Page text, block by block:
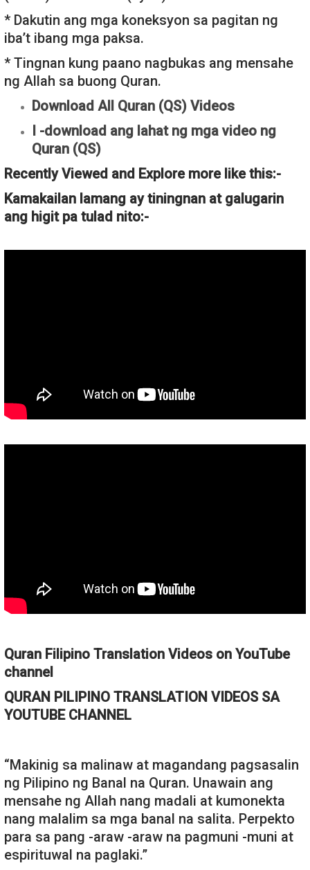
* Dakutin ang mga koneksyon sa pagitan ng
iba’t ibang mga paksa.
* Tingnan kung paano nagbukas ang mensahe
ng Allah sa buong Quran.
Download All Quran (QS) Videos
I -download ang lahat ng mga video ng
Quran (QS)
Recently Viewed and Explore more like this:-
Kamakailan lamang ay tiningnan at galugarin
ang higit pa tulad nito:-
Quran Filipino Translation Videos on YouTube
channel
QURAN PILIPINO TRANSLATION VIDEOS SA
YOUTUBE CHANNEL
“Makinig sa malinaw at magandang pagsasalin
ng Pilipino ng Banal na Quran. Unawain ang
mensahe ng Allah nang madali at kumonekta
nang malalim sa mga banal na salita. Perpekto
para sa pang -araw -araw na pagmuni -muni at
espirituwal na paglaki.”